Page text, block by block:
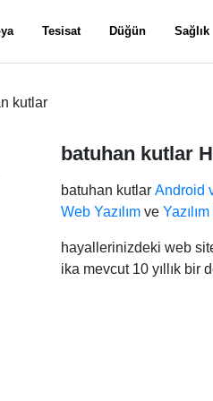
Tesisat Düğün Sağlık
kutlar
batuhan kutlar
batuhan kutlar Android
Web Yazılım ve
hayallerinizdeki web
ika mevcut 10 yıllık bir